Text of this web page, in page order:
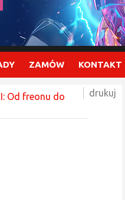
ZAMÓW KONTAKT
Od freonu do
drukuj